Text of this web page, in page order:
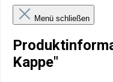
Menü schließen
Kappe"